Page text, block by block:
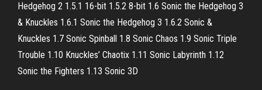
Hedgehog 2 1.5.1 16-bit 1.5.2 8-bit 1.6 Sonic the Hedgehog 3
& Knuckles 1.6.1 Sonic the Hedgehog 3 1.6.2 Sonic &
Knuckles 1.7 Sonic Spinball 1.8 Sonic Chaos 1.9 Sonic Triple
Trouble 1.10 Knuckles’ Chaotix 1.11 Sonic Labyrinth 1.12
Sonic the Fighters 1.13 Sonic 3D